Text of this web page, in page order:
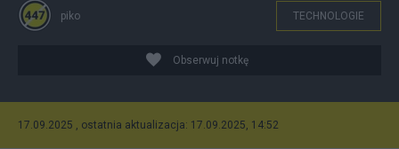
piko TECHNOLOGIE
Obserwuj notkę
17.09.2025 , ostatnia aktualizacja: 17.09.2025, 14:52